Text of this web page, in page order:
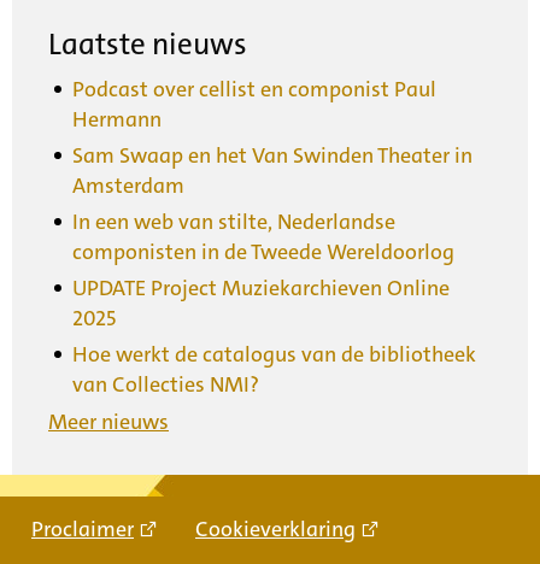
Laatste nieuws
Podcast over cellist en componist Paul
Hermann
Sam Swaap en het Van Swinden Theater in
Amsterdam
In een web van stilte, Nederlandse
componisten in de Tweede Wereldoorlog
UPDATE Project Muziekarchieven Online
2025
Hoe werkt de catalogus van de bibliotheek
van Collecties NMI?
Meer nieuws
Proclaimer Cookieverklaring